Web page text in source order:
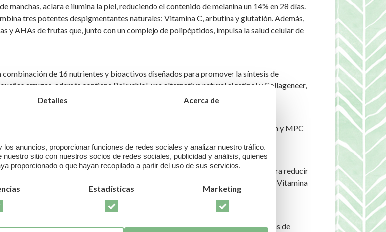
aclara e ilumina la piel, reduciendo el contenido de melanina un 14% en 28 días.
tres potentes despigmentantes naturales: Vitamina C, arbutina y glutatión. Además,
y AHAs de frutas que, junto con un complejo de polipéptidos, impulsa la salud celular de
combinación de 16 nutrientes y bioactivos diseñados para promover la síntesis de
arrugas, además contiene Bakuchiol, una alternativa natural al retinol y Collageneer,
de mica que iluminan la tez, continene también Ribosa, Galactoarabinan y MPC
de colágeno.
todas las necesidades de la piel de esta zona: fortalece las paredes capilares para reducir
Árnica y Laminaria, para descongestionar, Ácido Hialurónico para hidratar y Vitamina
y extractos florales que devuelve a la piel la luminosidad, atenuando las líneas de
Detalles Acerca de
anuncios, proporcionar funciones de redes sociales y analizar nuestro tráfico.
sitio con nuestros socios de redes sociales, publicidad y análisis, quienes
proporcionado o que hayan recopilado a partir del uso de sus servicios.
Estadísticas Marketing